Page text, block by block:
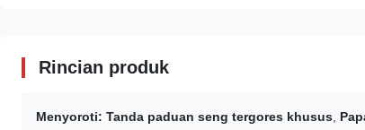
Rincian produk
Menyoroti: Tanda paduan seng tergores khusus